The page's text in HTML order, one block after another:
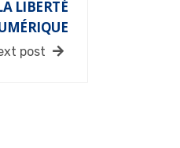
LIBERTÉ
post